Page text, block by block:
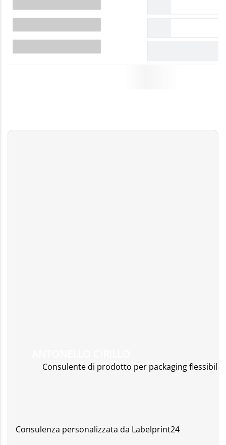
Consulente di prodotto per packaging flessibili
Consulenza personalizzata da Labelprint24